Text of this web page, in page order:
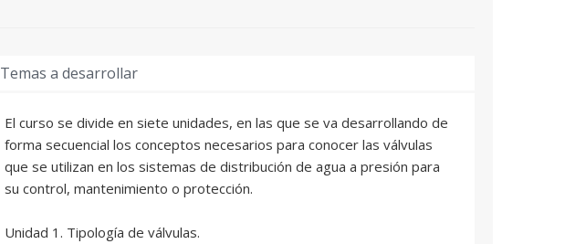
Temas a desarrollar
El curso se divide en siete unidades, en las que se va desarrollando de
forma secuencial los conceptos necesarios para conocer las válvulas
que se utilizan en los sistemas de distribución de agua a presión para
su control, mantenimiento o protección.
Unidad 1. Tipología de válvulas.